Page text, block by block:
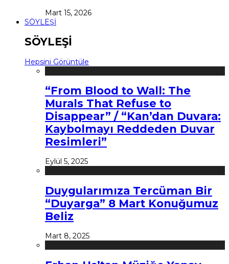
Mart 15, 2026
SÖYLEŞİ
SÖYLEŞİ
Hepsini Görüntüle
“From Blood to Wall: The
Murals That Refuse to
Disappear” / “Kan’dan Duvara:
Kaybolmayı Reddeden Duvar
Resimleri”
Eylül 5, 2025
Duygularımıza Tercüman Bir
“Duyarga” 8 Mart Konuğumuz
Beliz
Mart 8, 2025